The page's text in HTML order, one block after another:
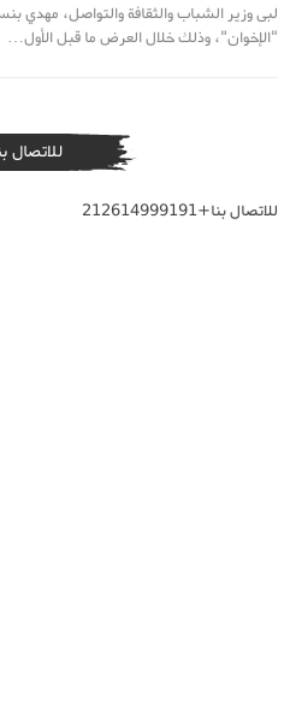
لبى وزير الشباب والثقافة والتواصل، مهدي
"الإخوان"، وذلك خلال العرض ما قبل الأول…
للاتصال
للاتصال بنا+212614999191